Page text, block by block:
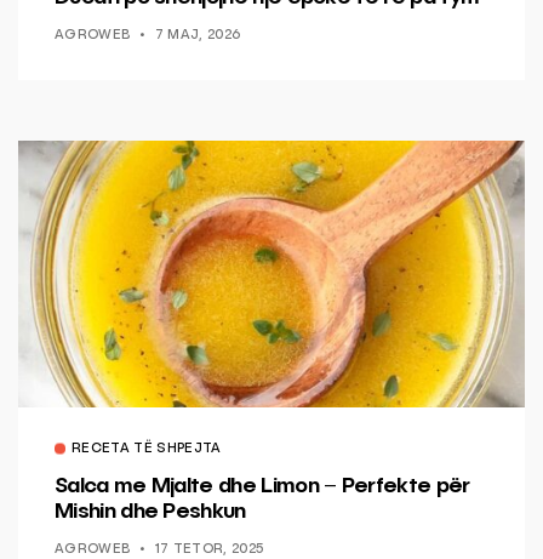
AGROWEB 7 MAJ, 2026
RECETA TË SHPEJTA
Salca me Mjalte dhe Limon – Perfekte për
Mishin dhe Peshkun
AGROWEB 17 TETOR, 2025